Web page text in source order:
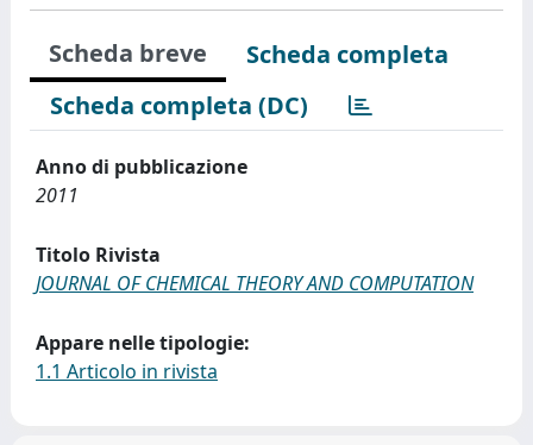
Scheda breve
Scheda completa
Scheda completa (DC)
Anno di pubblicazione
2011
Titolo Rivista
JOURNAL OF CHEMICAL THEORY AND COMPUTATION
Appare nelle tipologie:
1.1 Articolo in rivista